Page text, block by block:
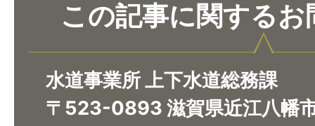
この記事に関するお
水道事業所 上下水道総務課
〒523-0893 滋賀県近江八幡